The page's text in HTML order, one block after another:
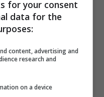
in
for your consent
data for the
content, advertising and
research and
on a device